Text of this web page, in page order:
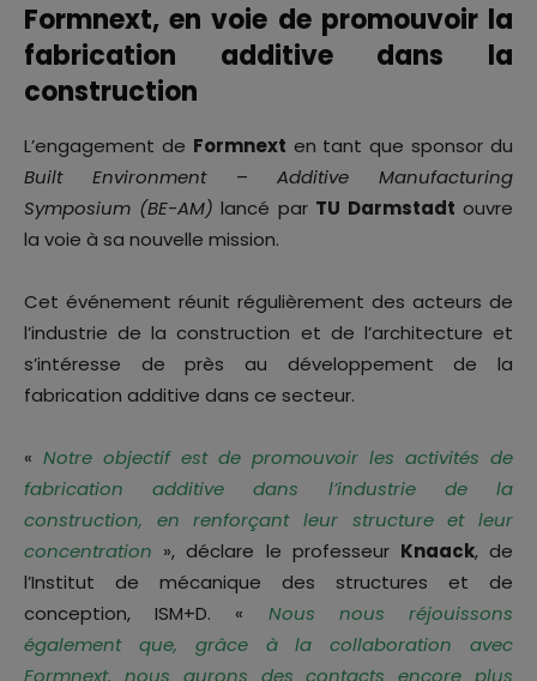
Formnext, en voie de promouvoir la
fabrication additive dans la
construction
L’engagement de Formnext en tant que sponsor du
Built Environment–Additive Manufacturing
Symposium (BE-AM) lancé par TU Darmstadt ouvre
la voie à sa nouvelle mission.
Cet événement réunit régulièrement des acteurs de
l’industrie de la construction et de l’architecture et
s’intéresse de près au développement de la
fabrication additive dans ce secteur.
« Notre objectif est de promouvoir les activités de
fabrication additive dans l’industrie de la
construction, en renforçant leur structure et leur
concentration », déclare le professeur Knaack, de
l’Institut de mécanique des structures et de
conception, ISM+D. « Nous nous réjouissons
également que, grâce à la collaboration avec
Formnext, nous aurons des contacts encore plus